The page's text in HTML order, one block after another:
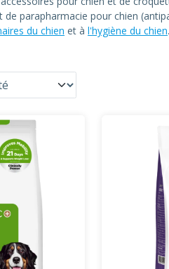
parapharmacie pour chien
du chien et à l'hygiène du chien.